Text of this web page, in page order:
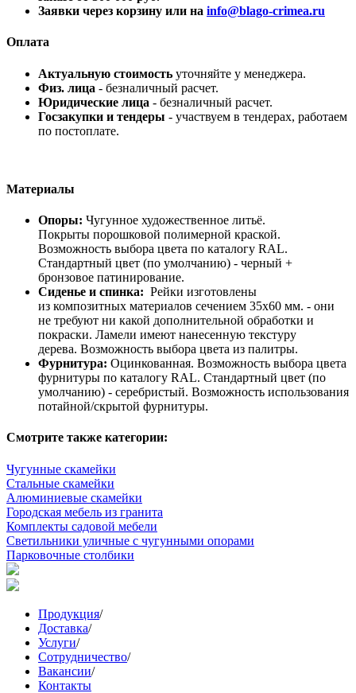
Заявки через корзину или на info@blago-crimea.ru
Оплата
Актуальную стоимость уточняйте у менеджера.
Физ. лица - безналичный расчет.
Юридические лица - безналичный расчет.
Госзакупки и тендеры - участвуем в тендерах, работаем
по постоплате.
Материалы
Опоры: Чугунное художественное литьё.
Покрыты порошковой полимерной краской.
Возможность выбора цвета по каталогу RAL.
Стандартный цвет (по умолчанию) - черный +
бронзовое патинирование.
Сиденье и спинка: Рейки изготовлены
из композитных материалов сечением 35х60 мм. - они
не требуют ни какой дополнительной обработки и
покраски. Ламели имеют нанесенную текстуру
дерева. Возможность выбора цвета из палитры.
Фурнитура: Оцинкованная. Возможность выбора цвета
фурнитуры по каталогу RAL. Стандартный цвет (по
умолчанию) - серебристый. Возможность использования
потайной/скрытой фурнитуры.
Смотрите также категории:
Чугунные скамейки
Стальные скамейки
Алюминиевые скамейки
Городская мебель из гранита
Комплекты садовой мебели
Светильники уличные с чугунными опорами
Парковочные столбики
Продукция/
Доставка/
Услуги/
Сотрудничество/
Вакансии/
Контакты